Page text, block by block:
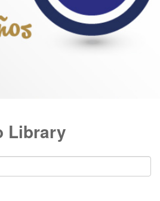
Library